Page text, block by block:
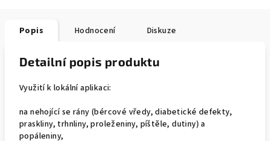
Popis Hodnocení Diskuze
Detailní popis produktu
Využití k lokální aplikaci:
na nehojící se rány (bércové vředy, diabetické defekty,
praskliny, trhnliny, proleženiny, píštěle, dutiny) a
popáleniny,